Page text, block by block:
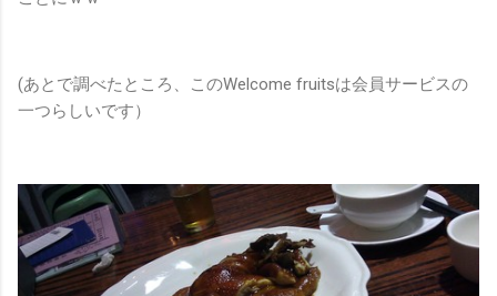
(あとで調べたところ、このWelcome fruitsは会員サービスの
一つらしいです）